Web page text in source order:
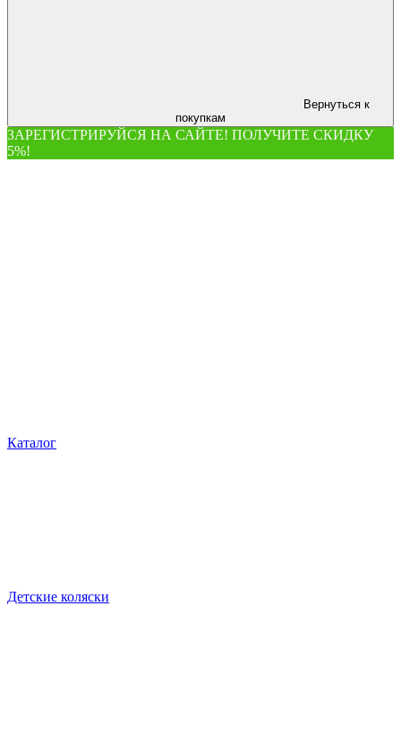
Вернуться к
покупкам
ЗАРЕГИСТРИРУЙСЯ НА САЙТЕ! ПОЛУЧИТЕ СКИДКУ
5%!
Каталог
Детские коляски